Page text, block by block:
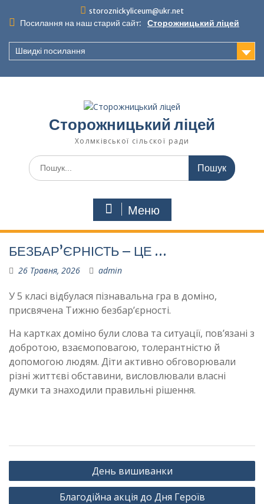
storoznickyliceum@ukr.net
Посилання на наш старий сайт: Сторожницький ліцей
Швидкі посилання
Сторожницький ліцей
Холмківської сільскої ради
Шукати:
Меню
БЕЗБАР’ЄРНІСТЬ – ЦЕ …
26 Травня, 2026 admin
У 5 класі відбулася пізнавальна гра в доміно,
присвячена Тижню безбар’єрності.
На картках доміно були слова та ситуації, пов’язані з
добротою, взаємоповагою, толерантністю й
допомогою людям. Діти активно обговорювали
різні життєві обставини, висловлювали власні
думки та знаходили правильні рішення.
Навігація
записів
День вишиванки
Благодійна акція до Дня Героїв